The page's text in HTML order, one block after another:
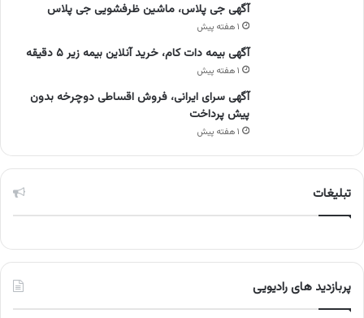
آگهی جی پلاس، ماشین ظرفشویی جی پلاس
۱ هفته پیش
آگهی بیمه دات کام، خرید آنلاین بیمه زیر ۵ دقیقه
۱ هفته پیش
آگهی سرای ایرانی، فروش اقساطی دوچرخه بدون
پیش پرداخت
۱ هفته پیش
تبلیغات
پربازدید های رادیویی